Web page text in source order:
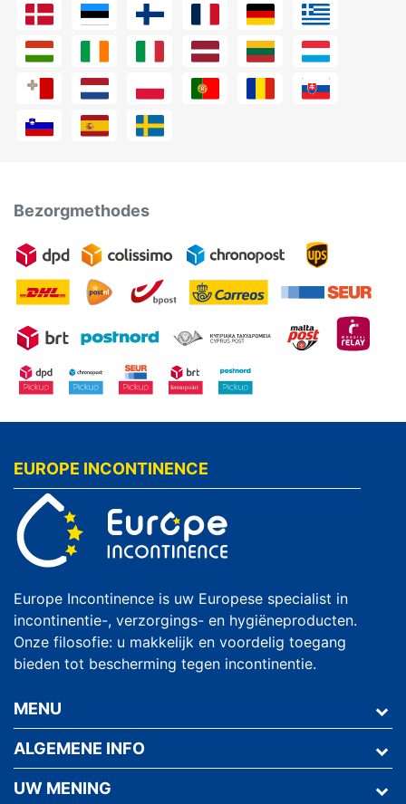
Bezorgmethodes
EUROPE INCONTINENCE
Europe Incontinence is uw Europese specialist in
incontinentie-, verzorgings- en hygiëneproducten.
Onze filosofie: u makkelijk en voordelig toegang
bieden tot bescherming tegen incontinentie.
MENU
ALGEMENE INFO
UW MENING